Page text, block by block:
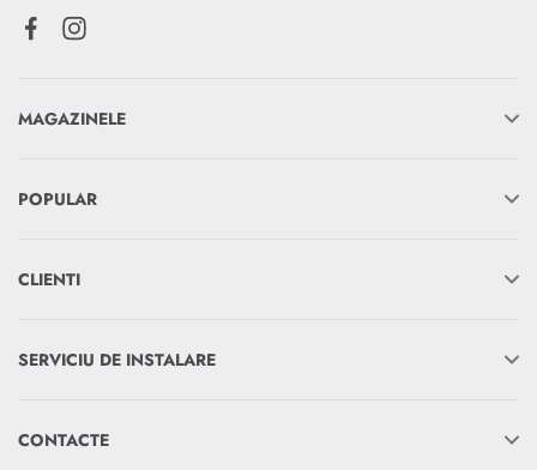
MAGAZINELE
POPULAR
CLIENTI
SERVICIU DE INSTALARE
CONTACTE